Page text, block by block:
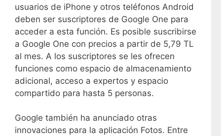
usuarios de iPhone y otros teléfonos Android
deben ser suscriptores de Google One para
acceder a esta función. Es posible suscribirse
a Google One con precios a partir de 5,79 TL
al mes. A los suscriptores se les ofrecen
funciones como espacio de almacenamiento
adicional, acceso a expertos y espacio
compartido para hasta 5 personas.
Google también ha anunciado otras
innovaciones para la aplicación Fotos. Entre